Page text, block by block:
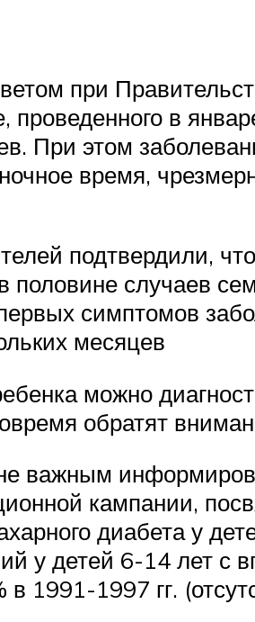
при
в
При этом
время,
подтвердили,
половине случаев
симптомов
месяцев
можно
обратят
важным
кампании,
диабета у
у детей 6-14 лет
1991-1997 гг.